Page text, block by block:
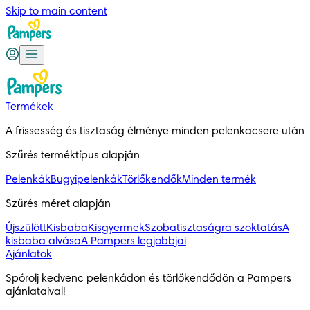
Skip to main content
Termékek
A frissesség és tisztaság élménye minden pelenkacsere után
Szűrés terméktípus alapján
PelenkákBugyipelenkákTörlőkendőkMinden termék
Szűrés méret alapján
ÚjszülöttKisbabaKisgyermekSzobatisztaságra szoktatásA
kisbaba alvásaA Pampers legjobbjai
Ajánlatok
Spórolj kedvenc pelenkádon és törlőkendődön a Pampers
ajánlataival!